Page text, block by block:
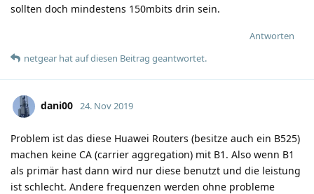
sollten doch mindestens 150mbits drin sein.
Antworten
netgear hatauf diesen Beitrag geantwortet.
dani00 24. Nov 2019
Problem ist das diese Huawei Routers (besitze auch ein B525)
machen keine CA (carrier aggregation) mit B1. Also wenn B1
als primär hast dann wird nur diese benutzt und die leistung
ist schlecht. Andere frequenzen werden ohne probleme